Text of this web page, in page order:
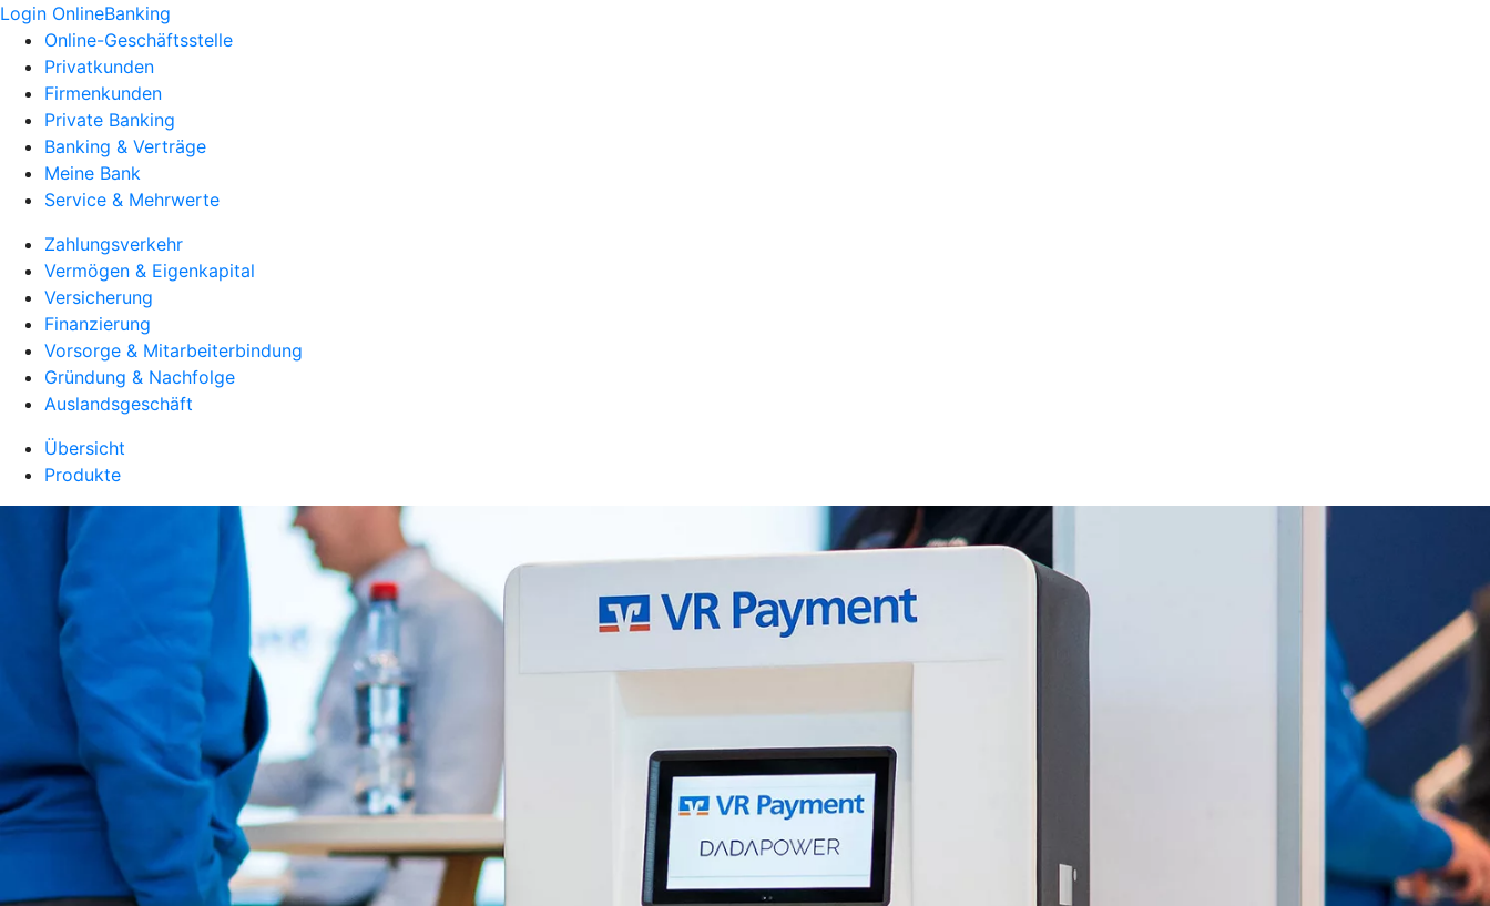
Login OnlineBanking
Online-Geschäftsstelle
Privatkunden
Firmenkunden
Private Banking
Banking & Verträge
Meine Bank
Service & Mehrwerte
Zahlungsverkehr
Vermögen & Eigenkapital
Versicherung
Finanzierung
Vorsorge & Mitarbeiterbindung
Gründung & Nachfolge
Auslandsgeschäft
Übersicht
Produkte